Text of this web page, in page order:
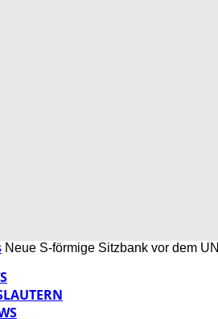
Neue S-förmige Sitzbank vor dem